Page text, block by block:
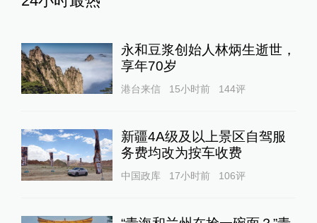
永和豆浆创始人林炳生逝世，
享年70岁
港台来信 15小时前 144评
新疆4A级及以上景区自驾服
务费均改为按车收费
中国政库 17小时前 106评